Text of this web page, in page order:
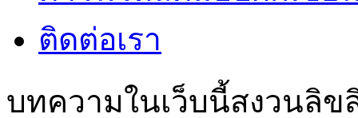
ติดต่อเรา
บทความในเว็บนี้สงวนลิ